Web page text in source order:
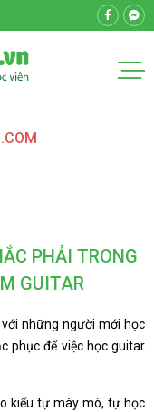
PHẢI TRONG
GUITAR
những người mới học
phục để việc học guitar
kiểu tự mày mò, tự học